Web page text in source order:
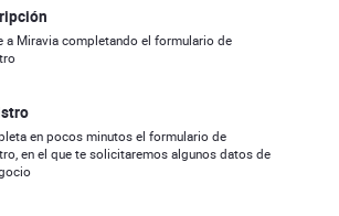
a Miravia completando el formulario de
en pocos minutos el formulario de
en el que te solicitaremos algunos datos de